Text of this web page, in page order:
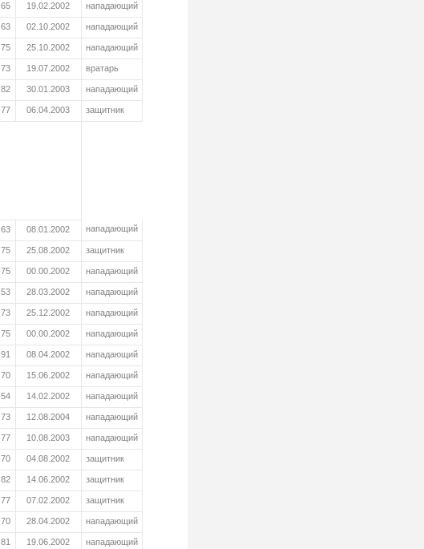
65 19.02.2002 нападающий
63 02.10.2002 нападающий
75 25.10.2002 нападающий
73 19.07.2002 вратарь
82 30.01.2003 нападающий
77 06.04.2003 защитник
63 08.01.2002 нападающий
75 25.08.2002 защитник
75 00.00.2002 нападающий
53 28.03.2002 нападающий
73 25.12.2002 нападающий
75 00.00.2002 нападающий
91 08.04.2002 нападающий
70 15.06.2002 нападающий
54 14.02.2002 нападающий
73 12.08.2004 нападающий
77 10.08.2003 нападающий
70 04.08.2002 защитник
82 14.06.2002 защитник
77 07.02.2002 защитник
70 28.04.2002 нападающий
81 19.06.2002 нападающий